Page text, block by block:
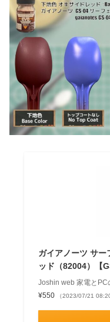
ガイアノーツ サー
ッド（82004）【
Joshin web 家電とPC
¥550
（2023/07/21